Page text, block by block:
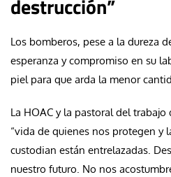
destrucción”
Los bomberos, pese a la dureza
esperanza y compromiso en su
piel para que arda la menor
La HOAC y la pastoral del trabajo
“vida de quienes nos protegen y
custodian están entrelazadas.
nuestro futuro. No nos